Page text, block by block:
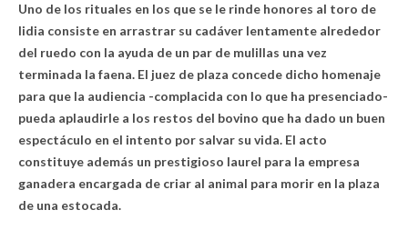
Uno de los rituales en los que se le rinde honores al toro de
lidia consiste en arrastrar su cadáver lentamente alrededor
del ruedo con la ayuda de un par de mulillas una vez
terminada la faena. El juez de plaza concede dicho homenaje
para que la audiencia -complacida con lo que ha presenciado-
pueda aplaudirle a los restos del bovino que ha dado un buen
espectáculo en el intento por salvar su vida. El acto
constituye además un prestigioso laurel para la empresa
ganadera encargada de criar al animal para morir en la plaza
de una estocada.